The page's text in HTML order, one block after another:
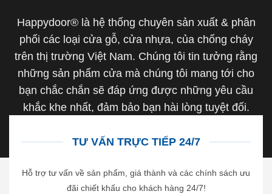
Happydoor® là hệ thống chuyên sản xuất & phân
phối các loại cửa gỗ, cửa nhựa, của chống cháy
trên thị trường Việt Nam. Chúng tôi tin tưởng rằng
những sản phẩm cửa mà chúng tôi mang tới cho
bạn chắc chắn sẽ đáp ứng được những yêu cầu
khắc khe nhất, đảm bảo bạn hài lòng tuyệt đối.
TƯ VẤN TRỰC TIẾP 24/7
Hỗ trợ tư vấn về sản phẩm, giá thành và các chính sách ưu
đãi chiết khấu cho khách hàng 24/7!